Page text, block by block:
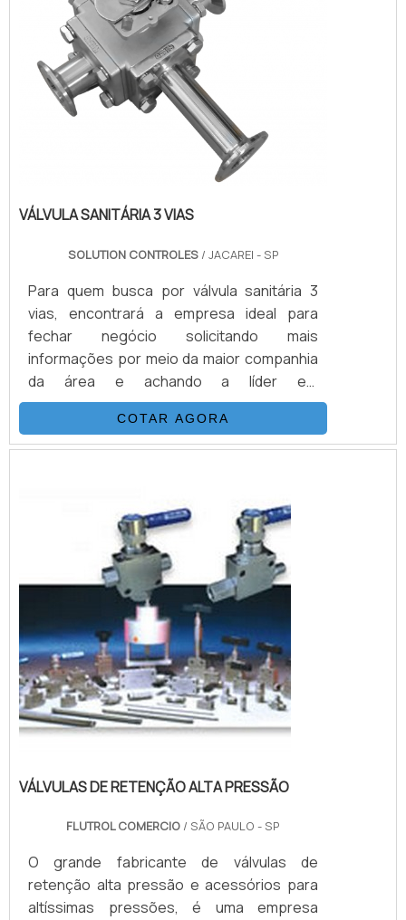
VÁLVULA SANITÁRIA 3 VIAS
SOLUTION CONTROLES / JACAREI - SP
Para quem busca por válvula sanitária 3
vias, encontrará a empresa ideal para
fechar negócio solicitando mais
informações por meio da maior companhia
da área e achando a líder em
qualidade.Quando a busca é por válvula
sanitária 3 vias, com a melhor mão de obra
da Solution Controles encontrará ótima
qualidade.UM POUCO MAIS SOBRE A
VÁLVULA SANITÁRIA 3 VIASHá muitas m...
COTAR AGORA
VÁLVULAS DE RETENÇÃO ALTA PRESSÃO
FLUTROL COMERCIO / SÃO PAULO - SP
O grande fabricante de válvulas de
retenção alta pressão e acessórios para
altíssimas pressões, é uma empresa